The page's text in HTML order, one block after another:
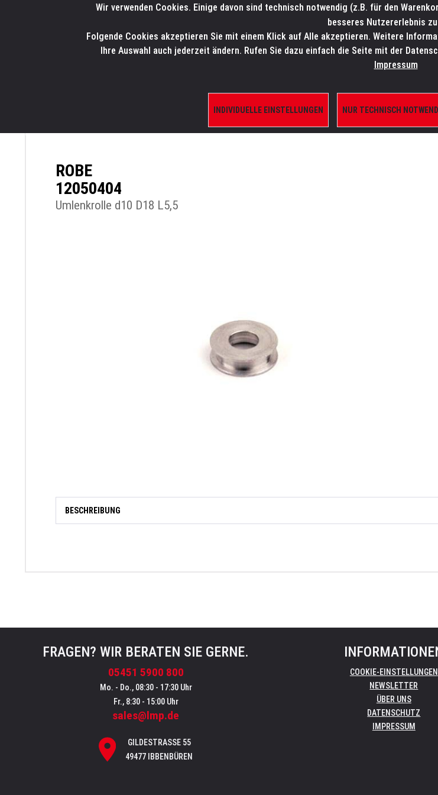
SALES-HOTLINE: +49 5451 5900-800
HOME PRODUKTE/SHOP MARKEN AKTUELLES
ERSATZTEILE
ROBE
12050404
Umlenkrolle d10 D18 L5,5
BESCHREIBUNG
FRAGEN? WIR BERATEN SIE GERNE.
05451 5900 800
Mo. - Do., 08:30 - 17:30 Uhr
Fr., 8:30 - 15:00 Uhr
sales@lmp.de
GILDESTRASSE 55
49477 IBBENBÜREN
COOKIE-EINSTELLUNGEN
NEWSLETTER
ÜBER UNS
DATENSCHUTZ
IMPRESSUM
Wir verwenden Cookies. Einige davon sind technisch notwendig (z.B. für den
besseres Nutzererlebnis
Folgende Cookies akzeptieren Sie mit einem Klick auf Alle akzeptieren. Weitere
Ihre Auswahl auch jederzeit ändern. Rufen Sie dazu einfach die Seite mit der
Impressum
INDIVIDUELLE EINSTELLUNGEN NUR TECHNISCH